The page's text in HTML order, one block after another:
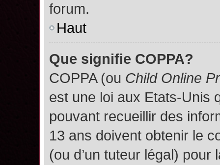
forum.
Haut
Que signifie COPPA?
COPPA (ou Child Online
est une loi aux Etats-Unis
pouvant recueillir des
13 ans doivent obtenir le
(ou d’un tuteur légal)